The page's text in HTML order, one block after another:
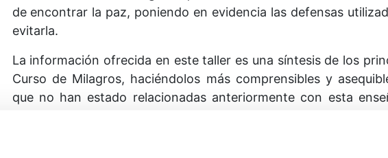
de encontrar la paz, poniendo en evidencia las defensas
evitarla.
La información ofrecida en este taller es una síntesis de los
Curso de Milagros, haciéndolos más comprensibles y
que no han estado relacionadas anteriormente con esta